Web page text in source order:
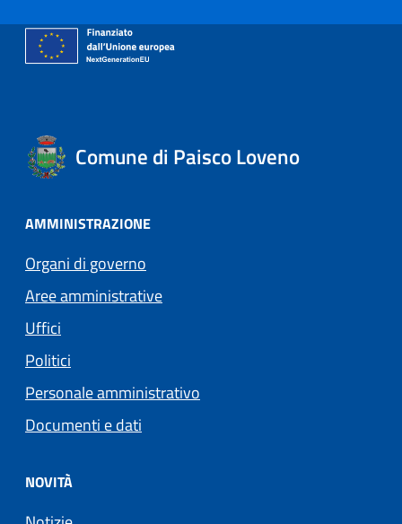
Comune di Paisco Loveno
AMMINISTRAZIONE
Organi di governo
Aree amministrative
Uffici
Politici
Personale amministrativo
Documenti e dati
NOVITÀ